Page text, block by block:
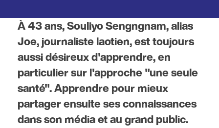
À 43 ans, Souliyo Sengngnam, alias
Joe, journaliste laotien, est toujours
aussi désireux d'apprendre, en
particulier sur l'approche "une seule
santé". Apprendre pour mieux
partager ensuite ses connaissances
dans son média et au grand public.